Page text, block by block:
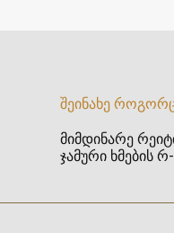
შეინახე
მიმდინარე
ჯამური ხმების